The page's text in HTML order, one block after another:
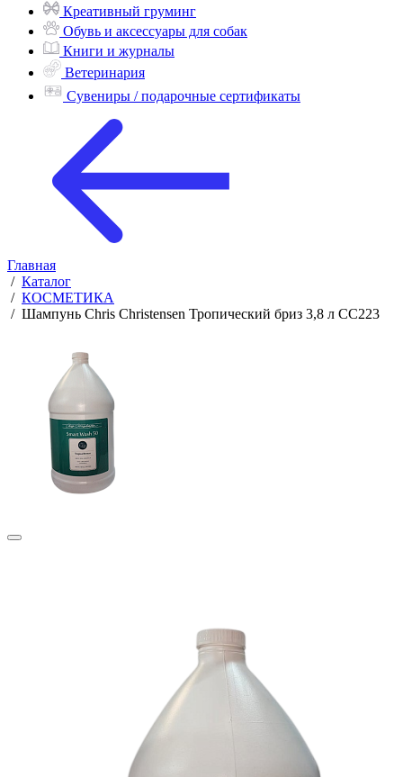
Креативный груминг
Обувь и аксессуары для собак
Книги и журналы
Ветеринария
Сувениры / подарочные сертификаты
Главная
/ Каталог
/ КОСМЕТИКА
/ Шампунь Chris Christensen Тропический бриз 3,8 л CC223